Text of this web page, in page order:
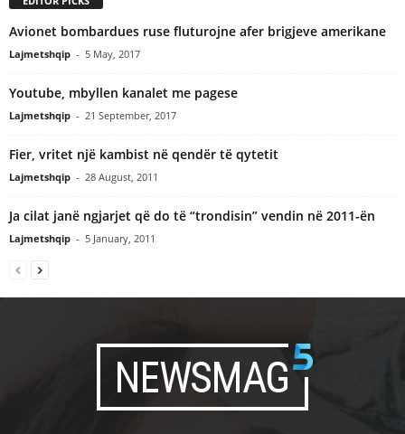
Avionet bombardues ruse fluturojne afer brigjeve amerikane
Lajmetshqip - 5 May, 2017
Youtube, mbyllen kanalet me pagese
Lajmetshqip - 21 September, 2017
Fier, vritet një kambist në qendër të qytetit
Lajmetshqip - 28 August, 2011
Ja cilat janë ngjarjet që do të “trondisin” vendin në 2011-ën
Lajmetshqip - 5 January, 2011